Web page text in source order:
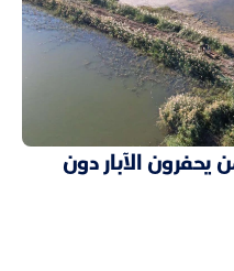
يحفرون الآبار دون